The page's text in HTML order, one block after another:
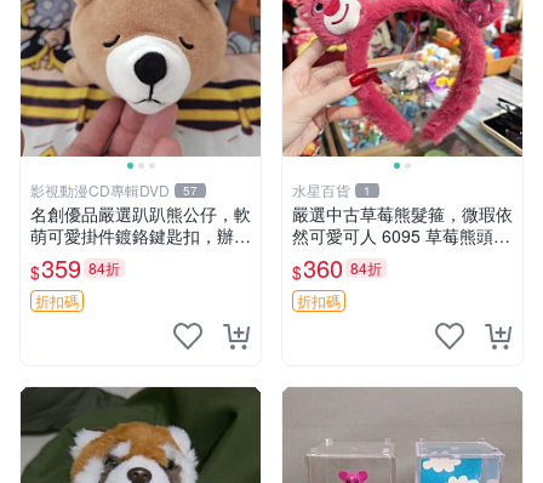
影視動漫CD專輯DVD 57
名創優品嚴選趴趴熊公仔，軟
萌可愛掛件鍍鉻鍵匙扣，辦公
放松好選擇 趴趴熊 鍍鉻鍵匙
扣 萬用掛件
$359 84折
折扣碼
水星百貨 1
嚴選中古草莓熊髮箍，微瑕依
然可愛可人 6095 草莓熊頭飾
中古髮圈 熊寶 寶寶 娃娃熊髮
箍 中古收藏 玩具髮夾
$360 84折
折扣碼